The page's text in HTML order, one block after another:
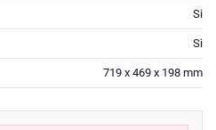
Si
Si
719 x 469 x 198 mm